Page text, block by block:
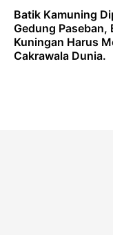
Batik Kamuning
Gedung Paseban,
Kuningan Harus
Cakrawala Dunia.